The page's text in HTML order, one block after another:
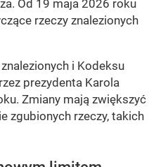
Od 19 maja 2026 roku
rzeczy znalezionych
i Kodeksu
prezydenta Karola
Zmiany mają zwiększyć
zgubionych rzeczy, takich